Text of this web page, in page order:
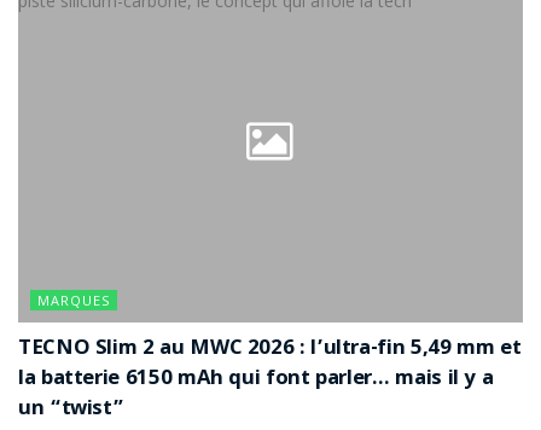
MARQUES
TECNO Slim 2 au MWC 2026 : l’ultra-fin 5,49 mm et
la batterie 6150 mAh qui font parler… mais il y a
un “twist”